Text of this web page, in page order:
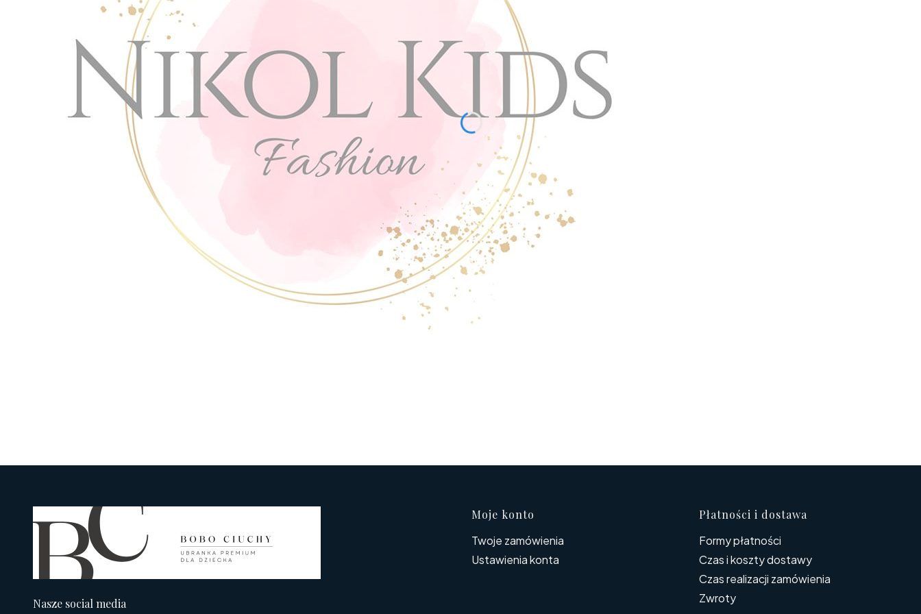
Nasze social media
Linki w stopce
Moje konto
Twoje zamówienia
Ustawienia konta
Płatności i dostawa
Formy płatności
Czas i koszty dostawy
Czas realizacji zamówienia
Zwroty